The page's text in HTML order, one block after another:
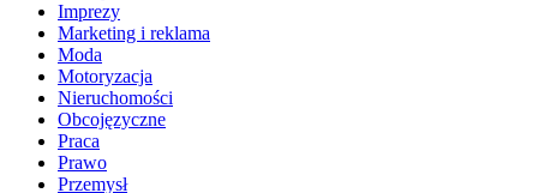
Imprezy
Marketing i reklama
Moda
Motoryzacja
Nieruchomości
Obcojęzyczne
Praca
Prawo
Przemysł